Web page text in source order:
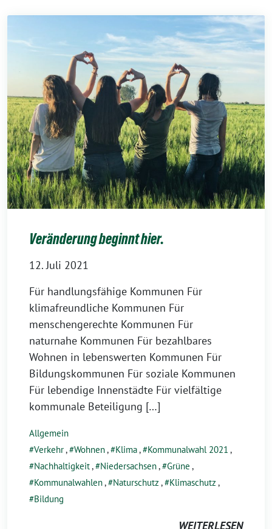
Veränderung beginnt hier.
12. Juli 2021
Für handlungsfähige Kommunen Für
klimafreundliche Kommunen Für
menschengerechte Kommunen Für
naturnahe Kommunen Für bezahlbares
Wohnen in lebenswerten Kommunen Für
Bildungskommunen Für soziale Kommunen
Für lebendige Innenstädte Für vielfältige
kommunale Beteiligung […]
Allgemein
Verkehr, Wohnen, Klima, Kommunalwahl 2021 ,
Nachhaltigkeit, Niedersachsen, Grüne ,
Kommunalwahlen, Naturschutz , Klimaschutz ,
Bildung
WEITERLESEN